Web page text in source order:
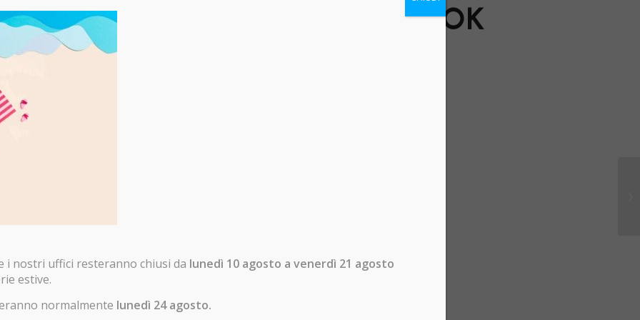
di Business
nostra soluzione
la tua azienda.
form
FACEBOOK
i nostri uffici resteranno chiusi da lunedì 10 agosto a venerdì 21 agosto
estive.
normalmente lunedì 24 agosto.